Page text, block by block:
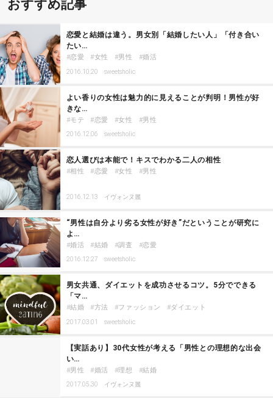
おすすめ記事
恋愛と結婚は違う。男女別「結婚したい人」「付き合い
たい…
恋愛 女性 男性 婚活
2016.10.20 sweetsholic
よい香りの女性は魅力的に見えることが判明！男性が好
きな…
モテ 恋愛 女性 男性
2016.12.06 sweetsholic
恋人選びは本能で！キスでわかる二人の相性
相性 恋愛 女性 男性
2016.12.13 イヴォンヌ麗
“男性は自分より劣る女性が好き”だということが研究に
よ…
婚活 結婚 調査 恋愛
2016.12.27 sweetsholic
男女共通、ダイエットを成功させるコツ。5分でできる
「マ…
結婚 方法 ファッション ダイエット
2017.03.01 sweetsholic
【実話あり】30代女性が考える「男性との理想的な出会
い…
男性 婚活 理想 結婚
2017.05.30 イヴォンヌ麗